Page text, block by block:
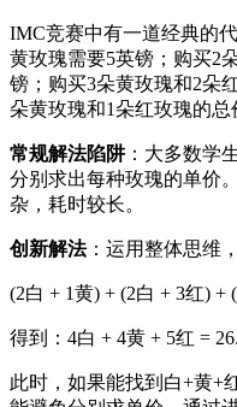
IMC竞赛中有一道经典的
黄玫瑰需要5英镑；购买2
镑；购买3朵黄玫瑰和2朵
朵黄玫瑰和1朵红玫瑰的总
常规解法陷阱：大多数学
分别求出每种玫瑰的单价
杂，耗时较长。
创新解法：运用整体思维
(2白 + 1黄) + (2白 + 3红) +
得到：4白 + 4黄 + 5红 =
此时，如果能找到白+黄+